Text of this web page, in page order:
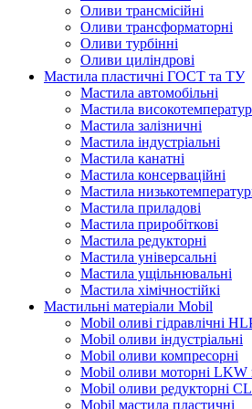
Оливи трансмісійні
Оливи трансформаторні
Оливи турбінні
Оливи циліндрові
Мастила пластичні ГОСТ та ТУ
Мастила автомобільні
Мастила
Мастила залізничні
Мастила індустріальні
Мастила канатні
Мастила консерваційні
Мастила
Мастила приладові
Мастила приробіткові
Мастила редукторні
Мастила універсальні
Мастила ущільнювальні
Мастила хімічностійкі
Мастильні матеріали Mobil
Mobil оливі гідравлічні
Mobil оливи індустріальні
Mobil оливи компресорні
Mobil оливи моторні LKW
Mobil оливи редукторні
Mobil мастила пластичні